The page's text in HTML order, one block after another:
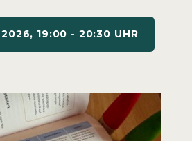
19:00 - 20:30 UHR